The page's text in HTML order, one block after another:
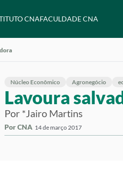
CNAFACULDADE CNA
Núcleo Econômico Agronegócio
Lavoura
Por *Jairo Martins
Por CNA 14 de março 2017